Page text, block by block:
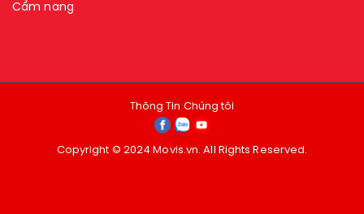
Cẩm nang
Thông Tin Chúng tôi
Copyright © 2024 Movis.vn. All Rights Reserved.